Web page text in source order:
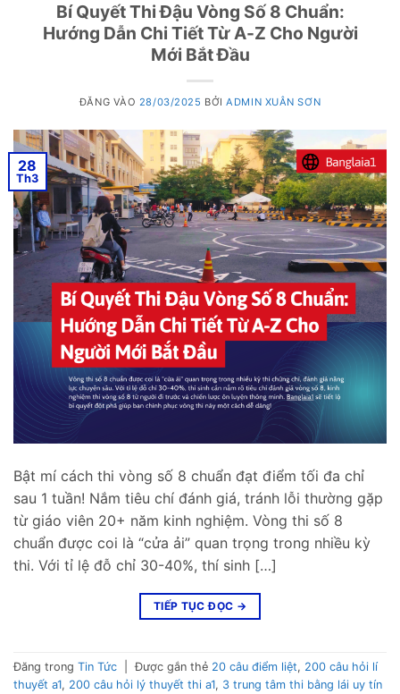
Bí Quyết Thi Đậu Vòng Số 8 Chuẩn:
Hướng Dẫn Chi Tiết Từ A-Z Cho Người
Mới Bắt Đầu
ĐĂNG VÀO 28/03/2025 BỞIADMIN XUÂN SƠN
28
Th3
Bật mí cách thi vòng số 8 chuẩn đạt điểm tối đa chỉ
sau 1 tuần! Nắm tiêu chí đánh giá, tránh lỗi thường gặp
từ giáo viên 20+ năm kinh nghiệm. Vòng thi số 8
chuẩn được coi là “cửa ải” quan trọng trong nhiều kỳ
thi. Với tỉ lệ đỗ chỉ 30-40%, thí sinh […]
TIẾP TỤC ĐỌC →
Đăng trong Tin Tức Được gắn thẻ 20 câu điểm liệt, 200 câu hỏi lí
thuyết a1, 200 câu hỏi lý thuyết thi a1, 3 trung tâm thi bằng lái uy tín